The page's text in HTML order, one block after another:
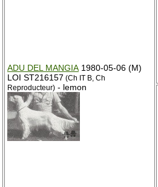
ADU DEL MANGIA 1980-05-06 (M)
LOI ST216157 (Ch IT B, Ch
Reproducteur) - lemon